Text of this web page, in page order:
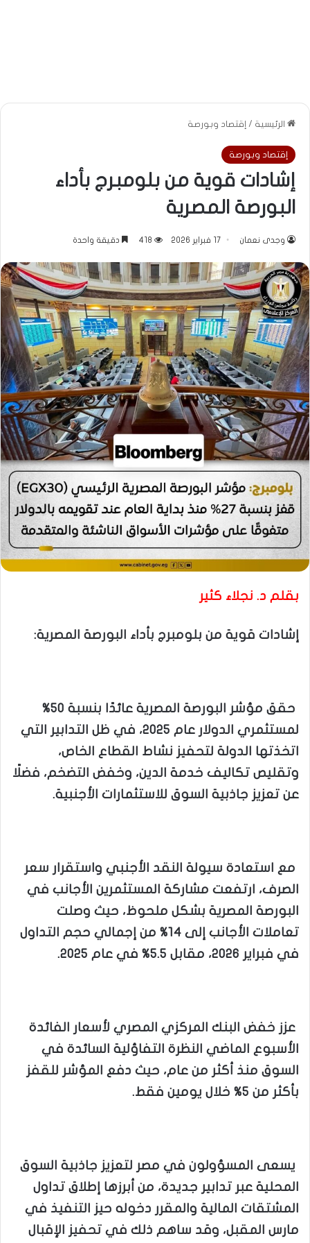
الرئيسية / إقتصاد وبورصة
إقتصاد وبورصة
إشادات قوية من بلومبرج بأداء
البورصة المصرية
وجدى نعمان 17 فبراير 2026 418 دقيقة واحدة
بقلم د. نجلاء كثير
إشادات قوية من بلومبرج بأداء البورصة المصرية:
حقق مؤشر البورصة المصرية عائدًا بنسبة 50%
لمستثمري الدولار عام 2025، في ظل التدابير التي
اتخذتها الدولة لتحفيز نشاط القطاع الخاص،
وتقليص تكاليف خدمة الدين، وخفض التضخم، فضلًا
عن تعزيز جاذبية السوق للاستثمارات الأجنبية.
مع استعادة سيولة النقد الأجنبي واستقرار سعر
الصرف، ارتفعت مشاركة المستثمرين الأجانب في
البورصة المصرية بشكل ملحوظ، حيث وصلت
تعاملات الأجانب إلى 14% من إجمالي حجم التداول
في فبراير 2026، مقابل 5.5% في عام 2025.
عزز خفض البنك المركزي المصري لأسعار الفائدة
الأسبوع الماضي النظرة التفاؤلية السائدة في
السوق منذ أكثر من عام، حيث دفع المؤشر للقفز
بأكثر من 5% خلال يومين فقط.
يسعى المسؤولون في مصر لتعزيز جاذبية السوق
المحلية عبر تدابير جديدة، من أبرزها إطلاق تداول
المشتقات المالية والمقرر دخوله حيز التنفيذ في
مارس المقبل، وقد ساهم ذلك في تحفيز الإقبال